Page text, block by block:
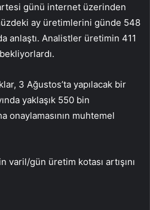
günü internet üzerinden
ay üretimlerini günde 548
anlaştı. Analistler üretimin 411
3 Ağustos’ta yapılacak bir
yaklaşık 550 bin
onaylamasının muhtemel
varil/gün üretim kotası artışını